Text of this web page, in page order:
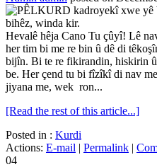
Hevalê hêja Cano Tu çûyî! Lê
her tim bi me re bin û dê di
bijîn. Bi te re fikirandin, hiskirin
be. Her çend tu bi fîzîkî di nav
jiyana me, wek ron...
[Read the rest of this article...]
Posted in : Kurdi
Actions: E-mail | Permalink |
04